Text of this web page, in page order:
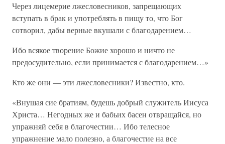
Через лицемерие лжесловесников, запрещающих
вступать в брак и употреблять в пищу то, что Бог
сотворил, дабы верные вкушали с благодарением…
Ибо всякое творение Божие хорошо и ничто не
предосудительно, если принимается с благодарением…»
Кто же они — эти лжесловесники? Известно, кто.
«Внушая сие братиям, будешь добрый служитель Иисуса
Христа… Негодных же и бабьих басен отвращайся, но
упражняй себя в благочестии… Ибо телесное
упражнение мало полезно, а благочестие на все